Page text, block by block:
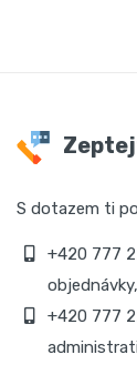
S dotazem ti
+420 777
+420 777